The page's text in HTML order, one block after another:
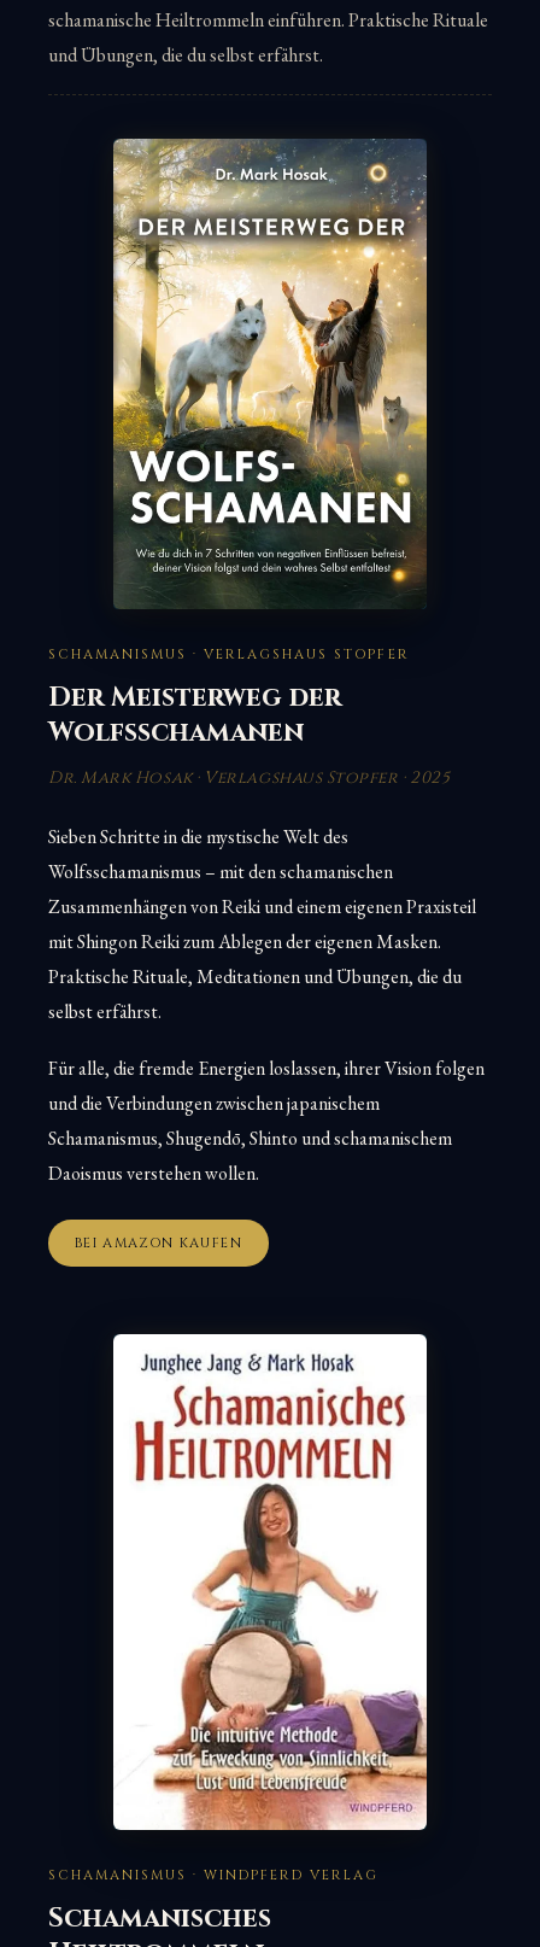
schamanische Heiltrommeln einführen. Praktische Rituale
und Übungen, die du selbst erfährst.
SCHAMANISMUS · VERLAGSHAUS STOPFER
Der Meisterweg der
Wolfsschamanen
Dr. Mark Hosak · Verlagshaus Stopfer · 2025
Sieben Schritte in die mystische Welt des
Wolfsschamanismus – mit den schamanischen
Zusammenhängen von Reiki und einem eigenen Praxisteil
mit Shingon Reiki zum Ablegen der eigenen Masken.
Praktische Rituale, Meditationen und Übungen, die du
selbst erfährst.
Für alle, die fremde Energien loslassen, ihrer Vision folgen
und die Verbindungen zwischen japanischem
Schamanismus, Shugendō, Shinto und schamanischem
Daoismus verstehen wollen.
BEI AMAZON KAUFEN
SCHAMANISMUS · WINDPFERD VERLAG
Schamanisches